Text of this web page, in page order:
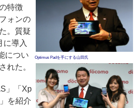
Optimus Padを手にする山田氏
特徴
ォンの
。質疑
に導入
につい
れた。
」「Xp
を紹介